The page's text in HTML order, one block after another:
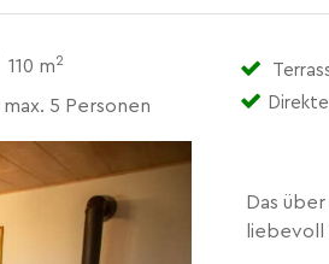
110 m2
max. 5 Personen
Das